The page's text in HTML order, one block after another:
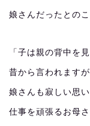
娘さんだったとのこ
「子は親の背中を
昔から言われますが
娘さんも寂しい思
仕事を頑張るお母